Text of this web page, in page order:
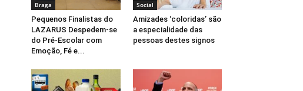
Braga
Pequenos Finalistas do
LAZARUS Despedem-se
do Pré-Escolar com
Emoção, Fé e...
Social
Amizades ‘coloridas’ são
a especialidade das
pessoas destes signos